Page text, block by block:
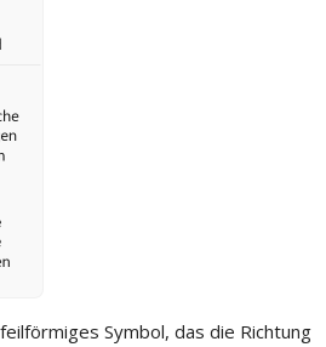
Symbol, das die Richtung